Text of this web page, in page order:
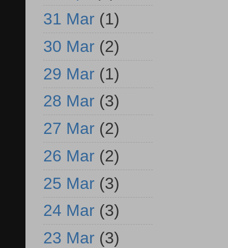
31 Mar (1)
30 Mar (2)
29 Mar (1)
28 Mar (3)
27 Mar (2)
26 Mar (2)
25 Mar (3)
24 Mar (3)
23 Mar (3)